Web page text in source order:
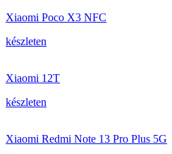
Xiaomi Poco X3 NFC
készleten
Xiaomi 12T
készleten
Xiaomi Redmi Note 13 Pro Plus 5G